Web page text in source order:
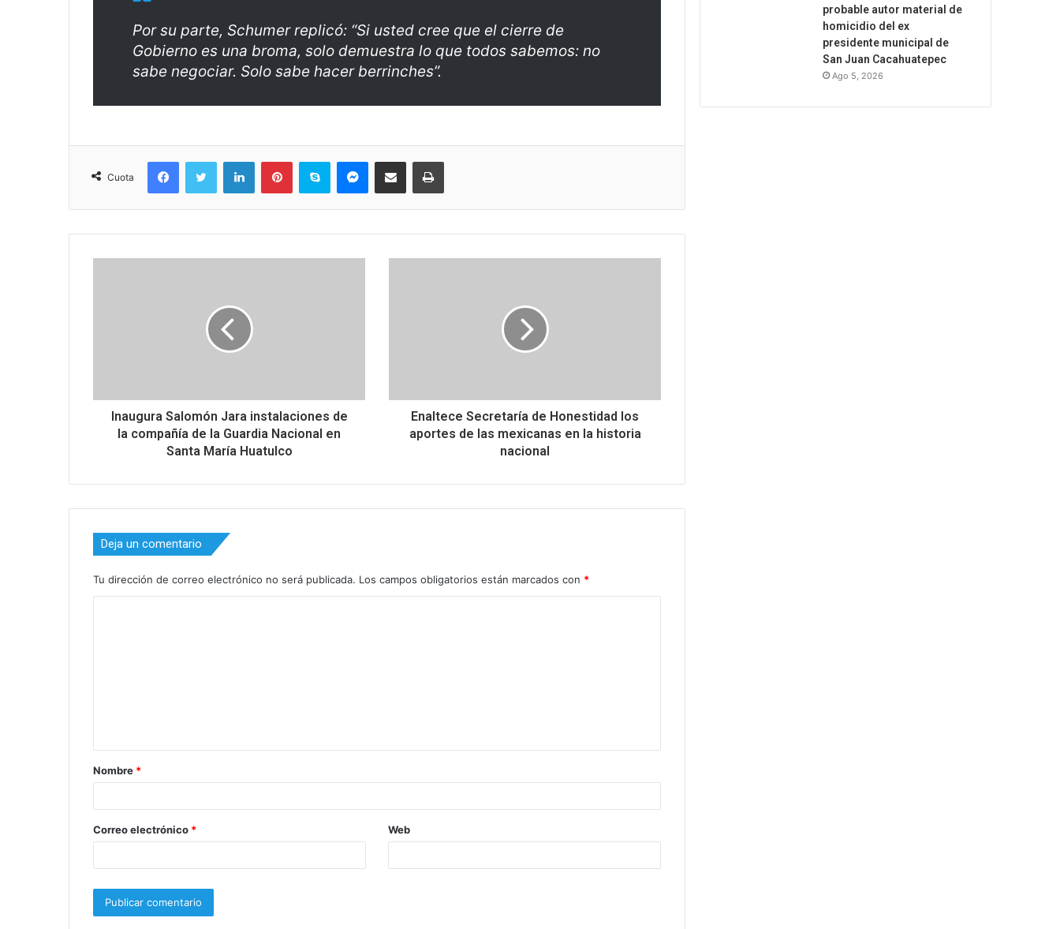
Por su parte, Schumer replicó: “Si usted cree que el cierre de
Gobierno es una broma, solo demuestra lo que todos sabemos: no
sabe negociar. Solo sabe hacer berrinches”.
Cuota
FacebookTwitter LinkedInPinterestSkype MessengerCompartir via correo electrónicoImpresión
Inaugura Salomón Jara instalaciones de
la compañía de la Guardia Nacional en
Santa María Huatulco
Enaltece Secretaría de Honestidad los
aportes de las mexicanas en la historia
nacional
Deja un comentario
Tu dirección de correo electrónico no será publicada. Los campos obligatorios están marcados con *
a
r
*
Nombre *
Correo electrónico * Web
probable autor material de
homicidio del ex
presidente municipal de
San Juan Cacahuatepec
Ago 5, 2026